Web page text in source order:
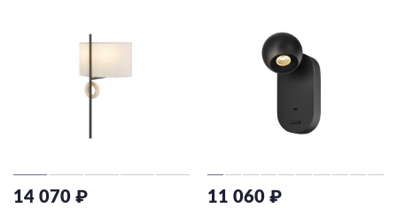
14 070 ₽ 11 060 ₽